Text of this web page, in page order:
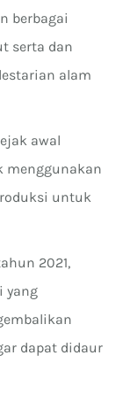
berbagai
serta dan
alam
awal
menggunakan
untuk
2021,
yang
dapat didaur